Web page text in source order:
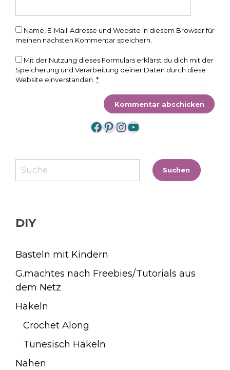
Name, E-Mail-Adresse und Website in diesem Browser für
meinen nächsten Kommentar speichern.
Mit der Nutzung dieses Formulars erklärst du dich mit der
Speicherung und Verarbeitung deiner Daten durch diese
Website einverstanden. *
https://
https://
https://
https://
Suchen Suchen
DIY
Basteln mit Kindern
G.machtes nach Freebies/Tutorials aus
dem Netz
Häkeln
Crochet Along
Tunesisch Häkeln
Nähen